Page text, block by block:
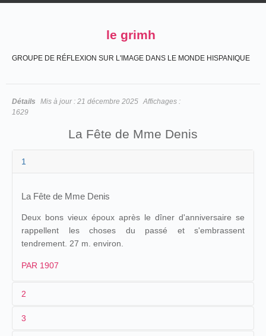
le grimh
GROUPE DE RÉFLEXION SUR L'IMAGE DANS LE MONDE HISPANIQUE
Détails Mis à jour : 21 décembre 2025 Affichages :
1629
La Fête de Mme Denis
1
La Fête de Mme Denis
Deux bons vieux époux après le dîner d'anniversaire se
rappellent les choses du passé et s'embrassent
tendrement. 27 m. environ.
PAR 1907
2
1
3